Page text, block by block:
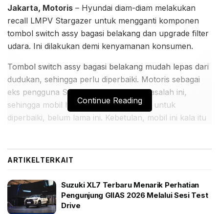
Jakarta, Motoris – Hyundai diam-diam melakukan
recall LMPV Stargazer untuk mengganti komponen
tombol switch assy bagasi belakang dan upgrade filter
udara. Ini dilakukan demi kenyamanan konsumen.
Tombol switch assy bagasi belakang mudah lepas dari
dudukan, sehingga perlu diperbaiki. Motoris sebagai
eks pengguna Stargazer mengalami masalah ini,
sehingga mobil harus dibawa ke dealer untuk
diperbaiki, belum lama ini. Kebetulan, mobil ini kala itu
GIIAS 2026 Melalui Sesi Test Drive
Pengunjung GIIAS 2026 Antusias Mencoba Suzuki
XL7 Terbaru Akibat Fitur Teknologi
Continue Reading
ARTIKELTERKAIT
Suzuki XL7 Terbaru Menarik Perhatian
Pengunjung GIIAS 2026 Melalui Sesi Test
Drive